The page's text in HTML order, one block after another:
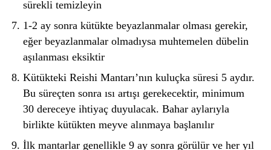
sürekli temizleyin
1-2 ay sonra kütükte beyazlanmalar olması gerekir,
eğer beyazlanmalar olmadıysa muhtemelen dübelin
aşılanması eksiktir
Kütükteki Reishi Mantarı’nın kuluçka süresi 5 aydır.
Bu süreçten sonra ısı artışı gerekecektir, minimum
30 dereceye ihtiyaç duyulacak. Bahar aylarıyla
birlikte kütükten meyve alınmaya başlanılır
İlk mantarlar genellikle 9 ay sonra görülür ve her yıl